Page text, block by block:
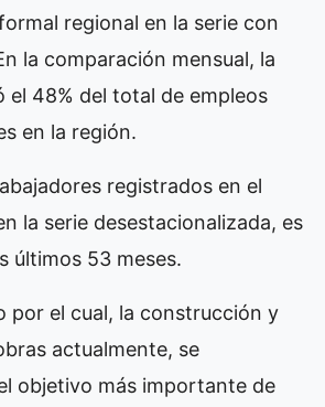
regional en la serie con
la comparación mensual, la
el 48% del total de empleos
en la región.
registrados en el
la serie desestacionalizada, es
últimos 53 meses.
por el cual, la construcción y
actualmente, se
objetivo más importante de